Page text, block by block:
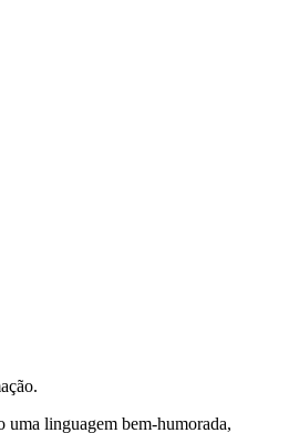
linguagem bem-humorada,